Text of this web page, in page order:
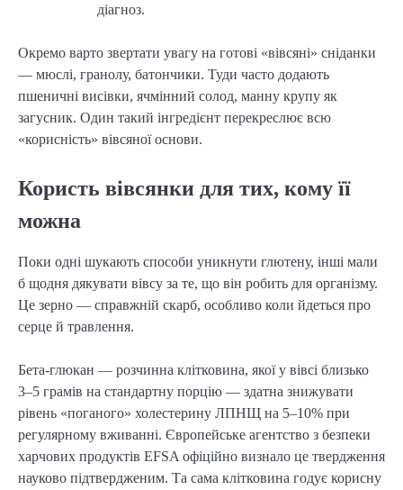
діагноз.
Окремо варто звертати увагу на готові «вівсяні» сніданки
— мюслі, гранолу, батончики. Туди часто додають
пшеничні висівки, ячмінний солод, манну крупу як
загусник. Один такий інгредієнт перекреслює всю
«корисність» вівсяної основи.
Користь вівсянки для тих, кому її
можна
Поки одні шукають способи уникнути глютену, інші мали
б щодня дякувати вівсу за те, що він робить для організму.
Це зерно — справжній скарб, особливо коли йдеться про
серце й травлення.
Бета-глюкан — розчинна клітковина, якої у вівсі близько
3–5 грамів на стандартну порцію — здатна знижувати
рівень «поганого» холестерину ЛПНЩ на 5–10% при
регулярному вживанні. Європейське агентство з безпеки
харчових продуктів EFSA офіційно визнало це твердження
науково підтвердженим. Та сама клітковина годує корисну